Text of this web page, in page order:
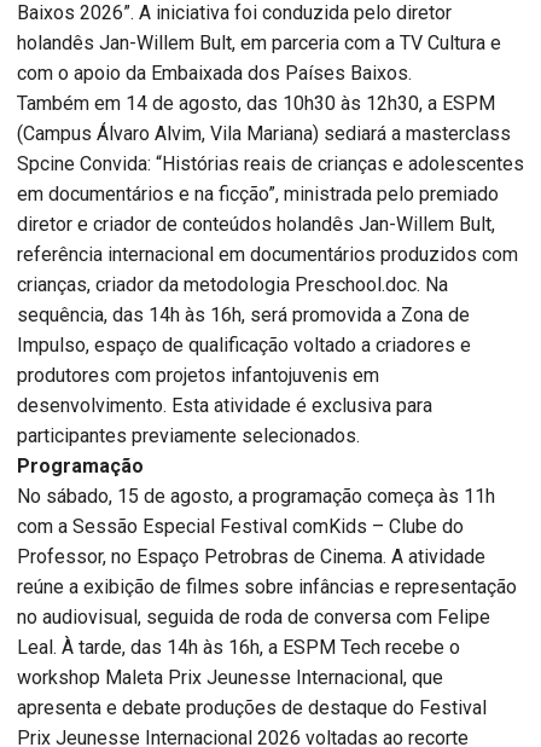
Baixos 2026”. A iniciativa foi conduzida pelo diretor
holandês Jan-Willem Bult, em parceria com a TV Cultura e
com o apoio da Embaixada dos Países Baixos.
Também em 14 de agosto, das 10h30 às 12h30, a ESPM
(Campus Álvaro Alvim, Vila Mariana) sediará a masterclass
Spcine Convida: “Histórias reais de crianças e adolescentes
em documentários e na ficção”, ministrada pelo premiado
diretor e criador de conteúdos holandês Jan-Willem Bult,
referência internacional em documentários produzidos com
crianças, criador da metodologia Preschool.doc. Na
sequência, das 14h às 16h, será promovida a Zona de
Impulso, espaço de qualificação voltado a criadores e
produtores com projetos infantojuvenis em
desenvolvimento. Esta atividade é exclusiva para
participantes previamente selecionados.
Programação
No sábado, 15 de agosto, a programação começa às 11h
com a Sessão Especial Festival comKids – Clube do
Professor, no Espaço Petrobras de Cinema. A atividade
reúne a exibição de filmes sobre infâncias e representação
no audiovisual, seguida de roda de conversa com Felipe
Leal. À tarde, das 14h às 16h, a ESPM Tech recebe o
workshop Maleta Prix Jeunesse Internacional, que
apresenta e debate produções de destaque do Festival
Prix Jeunesse Internacional 2026 voltadas ao recorte